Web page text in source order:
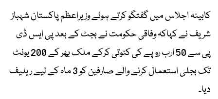
کابینہ اجلاس میں گفتگو کرتے ہوئے وزیراعظم پاکستان شہباز
شریف نے کہاکہ وفاقی حکومت نے بجٹ کے بعد پی ایس ڈی
پی سے 50 ارب روپے کی کٹوتی کرکے ملک بھر کے 200 یونٹ
تک بجلی استعمال کرنے والے صارفین کو 3 ماہ کے لیے ریلیف
دیا۔